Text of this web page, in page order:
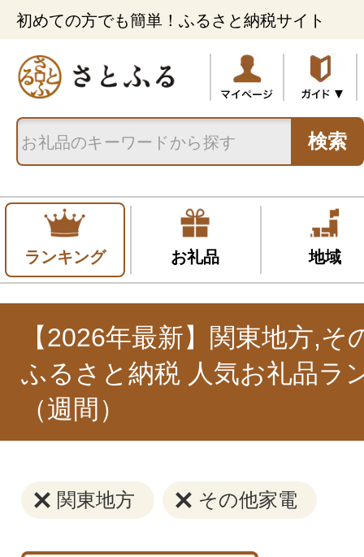
初めての方でも簡単！ふるさと納税サイト
検索
ランキング お礼品 地域
【2026年最新】関東地方,そ
ふるさと納税 人気お礼品ラ
（週間）
関東地方 その他家電